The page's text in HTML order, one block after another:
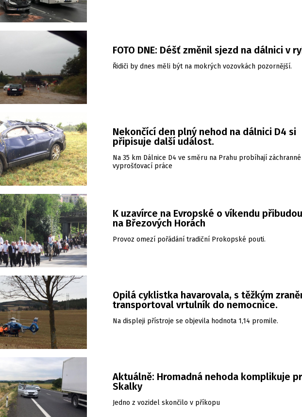
FOTO DNE: Déšť změnil sjezd na dálnici v
Řidiči by dnes měli být na mokrých vozovkách pozornější.
Nekončící den plný nehod na dálnici D4 si
připisuje další událost.
Na 35 km Dálnice D4 ve směru na Prahu probíhají záchranné
vyprošťovací práce
K uzavírce na Evropské o víkendu
na Březových Horách
Provoz omezí pořádání tradiční Prokopské pouti.
Opilá cyklistka havarovala, s těžkým
transportoval vrtulník do nemocnice.
Na displeji přístroje se objevila hodnota 1,14 promile.
Aktuálně: Hromadná nehoda komplikuje
Skalky
Jedno z vozidel skončilo v příkopu